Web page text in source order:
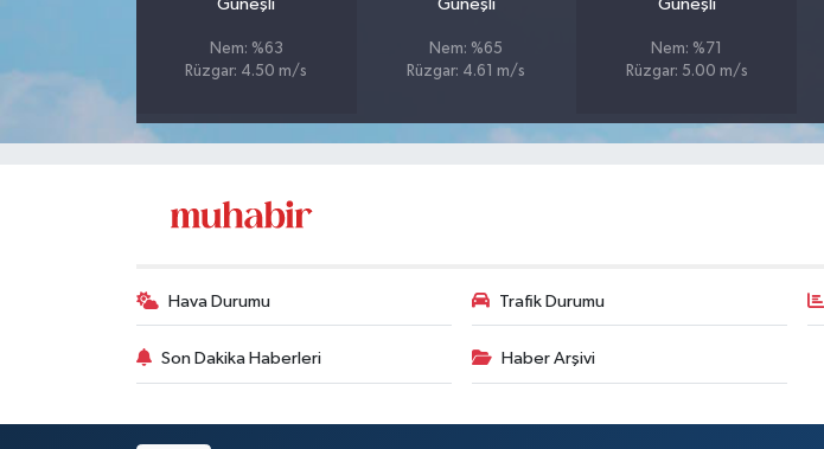
Güneşli
Nem: %63
Rüzgar: 4.50 m/s
Güneşli
Nem: %65
Rüzgar: 4.61 m/s
Güneşli
Nem: %71
Rüzgar: 5.00 m/s
Hava Durumu Trafik Durumu
Son Dakika Haberleri Haber Arşivi